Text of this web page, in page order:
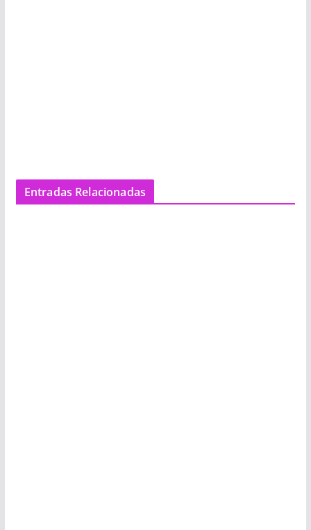
Entradas Relacionadas